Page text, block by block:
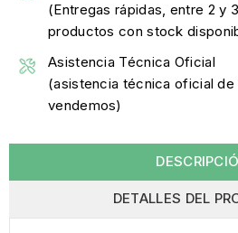
(Entregas rápidas, entre 2 y
productos con stock
Asistencia Técnica Oficial
(asistencia técnica oficial de
vendemos)
DETALLES DEL